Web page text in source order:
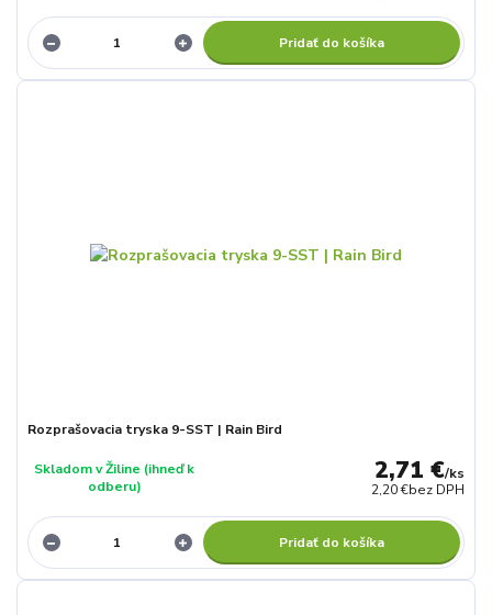
Pridať do košíka
Rozprašovacia tryska 9-SST | Rain Bird
2,71 €/ks
2,20 €bez DPH
Skladom v Žiline (ihneď k
odberu)
Pridať do košíka